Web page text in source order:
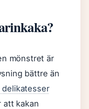
mönstret är
bättre än
delikatesser
att kakan